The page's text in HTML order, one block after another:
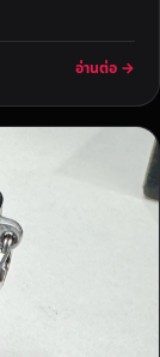
อ่านต่อ →